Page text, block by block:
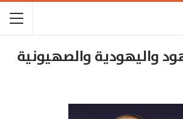
واليهودية والصهيونية